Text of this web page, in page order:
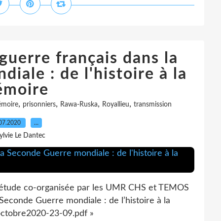
français dans la
: de l'histoire à la
, prisonniers, Rawa-Ruska, Royallieu, transmission
…
Le Dantec
co-organisée par les UMR CHS et TEMOS
Guerre mondiale : de l’histoire à la
23-09.pdf »